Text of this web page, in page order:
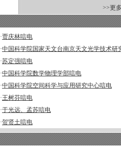
>>更
·贾庆林唁电
·中国科学院国家天文台南京天文光学技术研
·苏定强唁电
·中国科学院数学物理学部唁电
·中国科学院空间科学与应用研究中心唁电
·王树芬唁电
·于光远、孟苏唁电
·贺贤土唁电